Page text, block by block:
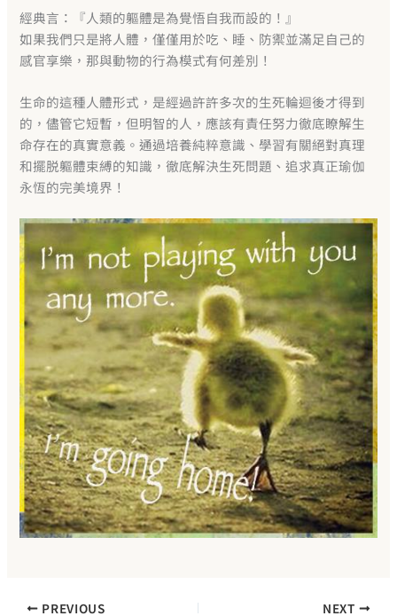
經典言：『人類的軀體是為覺悟自我而設的！』
如果我們只是將人體，僅僅用於吃、睡、防禦並滿足自己的
感官享樂，那與動物的行為模式有何差別！
生命的這種人體形式，是經過許許多次的生死輪迴後才得到
的，儘管它短暫，但明智的人，應該有責任努力徹底瞭解生
命存在的真實意義。通過培養純粹意識、學習有關絕對真理
和擺脱軀體束縛的知識，徹底解決生死問題、追求真正瑜伽
永恆的完美境界！
PREVIOUS NEXT